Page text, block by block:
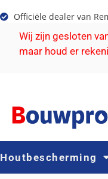
Officiële dealer van
Wij zijn gesloten
maar houd er
Houtbescherming